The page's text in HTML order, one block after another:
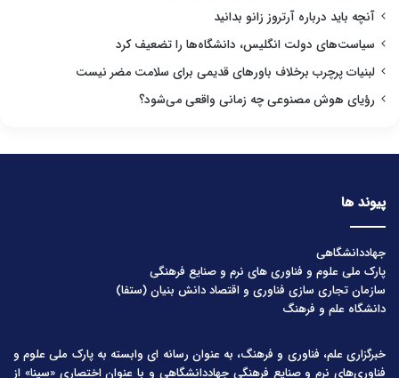
آنچه باید درباره آرتروز زانو بدانید
سیاست‌های دولت انگلیس، دانشگاه‌ها را تضعیف کرد
لبنیات پرچرب برخلاف باورهای قدیمی برای سلامت مضر نیست
رؤیای هوش مصنوعی چه زمانی واقعی می‌شود؟
پیوند ها
جهاددانشگاهی
پارک ملی علوم و فناوری های نرم و صنایع فرهنگی
سازمان تجاری سازی فناوری و اقتصاد دانش بنیان (ستفا)
دانشگاه علم و فرهنگ
خبرگزاری علم، فناوری و فرهنگ، به عنوان رسانه ای وابسته به پارک ملی علوم و
فناوری‌های نرم و صنایع فرهنگیِ جهاددانشگاهی و با عنوان اختصاری «سینا» از